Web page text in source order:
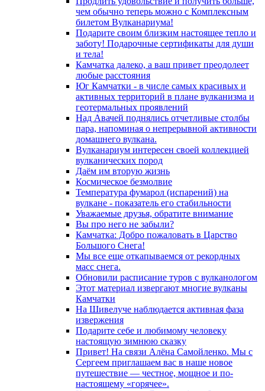
чем обычно теперь можно с Комплексным
билетом Вулканариума!
Подарите своим близким настоящее тепло и
заботу! Подарочные сертификаты для души
и тела!
Камчатка далеко, а ваш привет преодолеет
любые расстояния
Юг Камчатки - в числе самых красивых и
активных территорий в плане вулканизма и
геотермальных проявлений
Над Авачей поднялись отчетливые столбы
пара, напоминая о непрерывной активности
домашнего вулкана.
Вулканариум интересен своей коллекцией
вулканических пород
Даём им вторую жизнь
Космическое безмолвие
Температура фумарол (испарений) на
вулкане - показатель его стабильности
Уважаемые друзья, обратите внимание
Вы про него не забыли?
Камчатка: Добро пожаловать в Царство
Большого Снега!
Мы все еще откапываемся от рекордных
масс снега.
Обновили расписание туров с вулканологом
Этот материал извергают многие вулканы
Камчатки
На Шивелуче наблюдается активная фаза
извержения
Подарите себе и любимому человеку
настоящую зимнюю сказку
Привет! На связи Алёна Самойленко. Мы с
Сергеем приглашаем вас в наше новое
путешествие — честное, мощное и по-
настоящему «горячее».